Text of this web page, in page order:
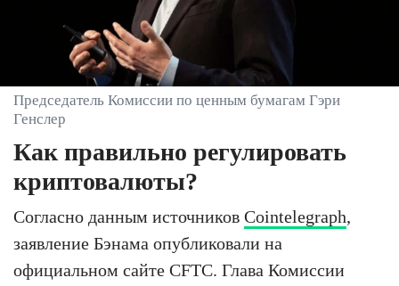
Председатель Комиссии по ценным бумагам Гэри
Генслер
Как правильно регулировать
криптовалюты?
Согласно данным источников Cointelegraph,
заявление Бэнама опубликовали на
официальном сайте CFTC. Глава Комиссии